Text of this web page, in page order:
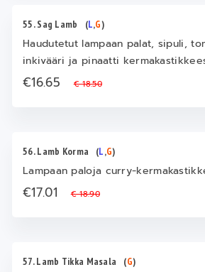
55. Sag Lamb (L,G)
Haudutetut lampaan palat, sipuli,
inkivääri ja pinaatti
€16.65€ 18.50
56. Lamb Korma (L,G)
Lampaan paloja
€17.01€ 18.90
57. Lamb Tikka Masala (G)